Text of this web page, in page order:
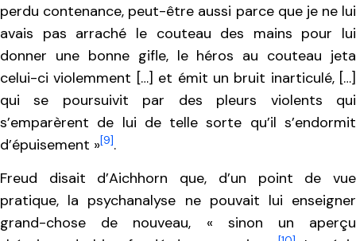
perdu contenance, peut-être aussi parce que je ne lui
avais pas arraché le couteau des mains pour lui
donner une bonne gifle, le héros au couteau jeta
celui-ci violemment […] et émit un bruit inarticulé, […]
qui se poursuivit par des pleurs violents qui
s’emparèrent de lui de telle sorte qu’il s’endormit
d’épuisement »[9].
Freud disait d’Aichhorn que, d’un point de vue
pratique, la psychanalyse ne pouvait lui enseigner
grand-chose de nouveau, « sinon un aperçu